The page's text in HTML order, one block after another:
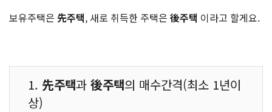
보유주택은 先주택, 새로 취득한 주택은 後주택 이라고 할게요.
1. 先주택과 後주택의 매수간격(최소 1년이
상)